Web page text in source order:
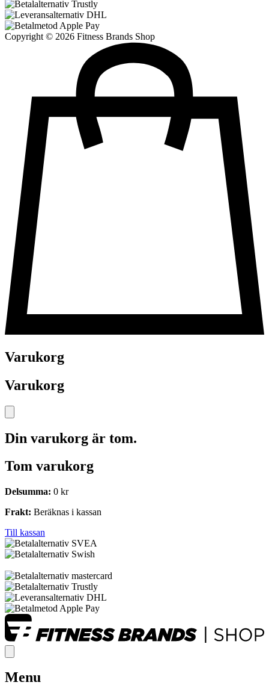
Copyright © 2026 Fitness Brands Shop
Varukorg
Varukorg
Din varukorg är tom.
Tom varukorg
Delsumma: 0 kr
Frakt: Beräknas i kassan
Till kassan
Menu